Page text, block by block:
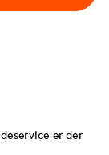
er der